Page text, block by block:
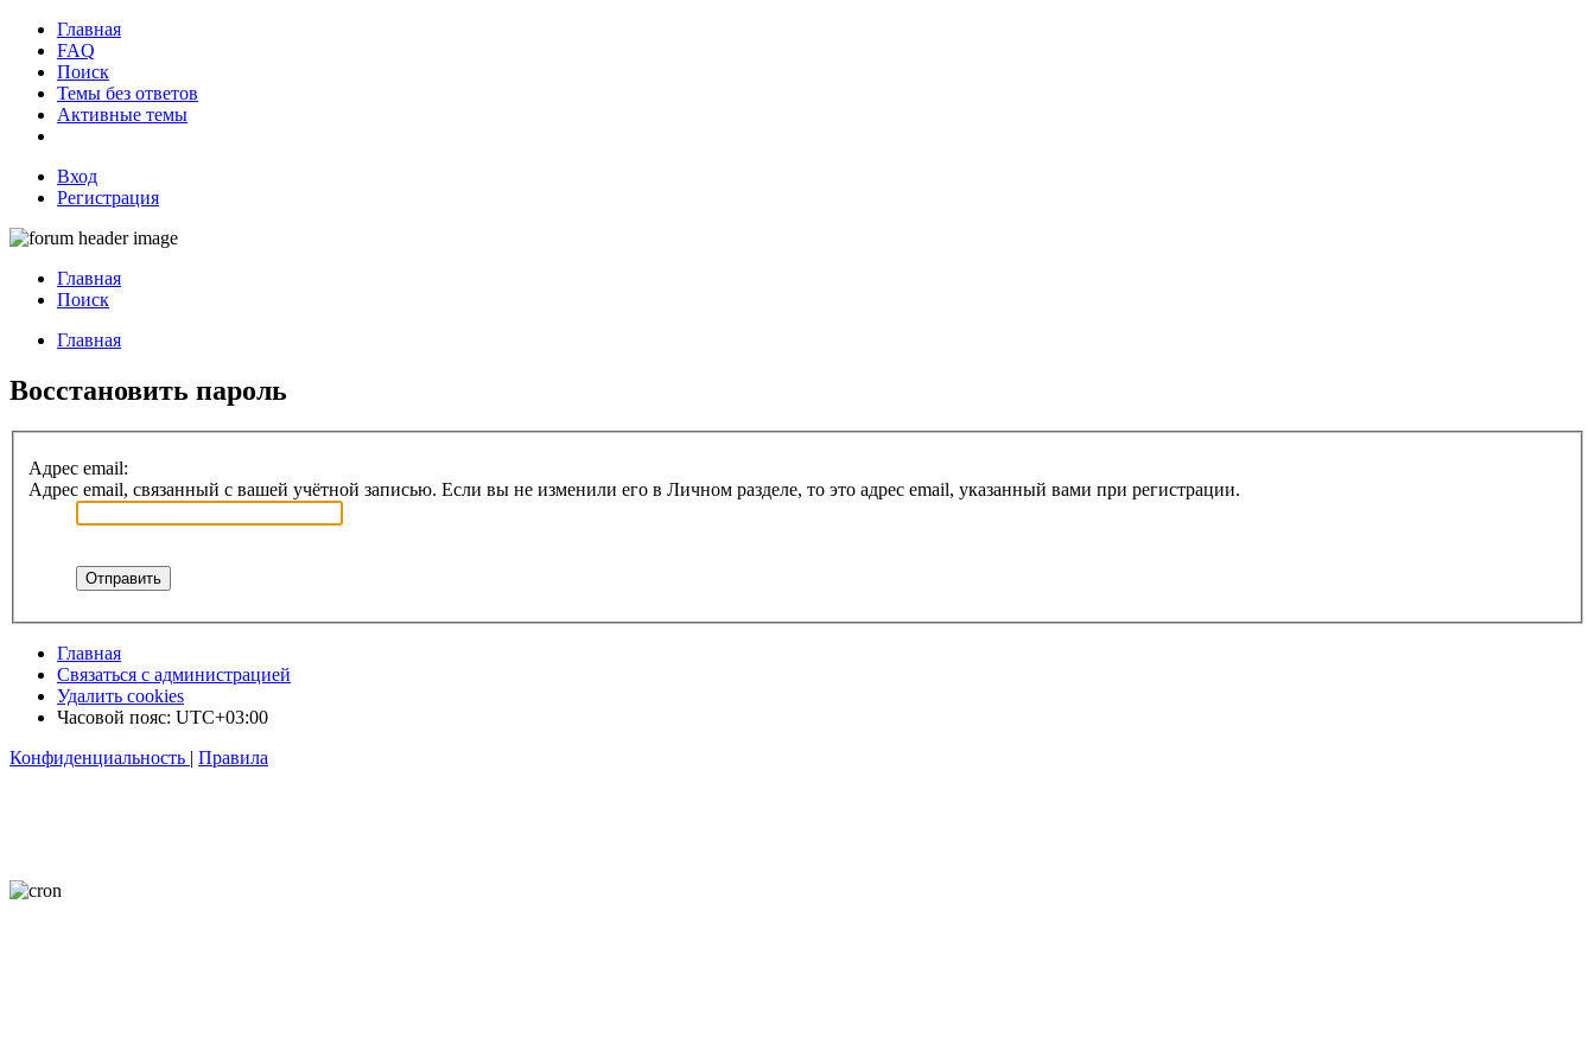
Главная
FAQ
Поиск
Темы без ответов
Активные темы
Вход
Регистрация
Главная
Поиск
Главная
Восстановить пароль
Адрес email:
Адрес email, связанный с вашей учётной записью. Если вы не изменили его в Личном разделе, то это адрес email, указанный вами при регистрации.
Главная
Связаться с администрацией
Удалить cookies
Часовой пояс: UTC+03:00
Конфиденциальность | Правила